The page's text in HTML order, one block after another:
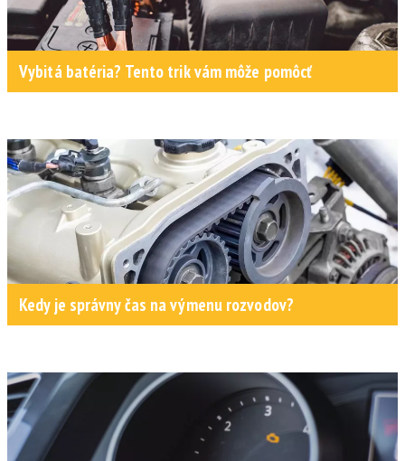
Vybitá batéria? Tento trik vám môže pomôcť
Kedy je správny čas na výmenu rozvodov?